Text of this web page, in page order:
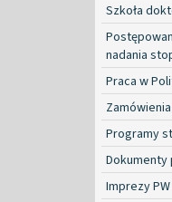
Szkoła
nadania
Praca w
Programy
Dokumenty
Imprezy PW